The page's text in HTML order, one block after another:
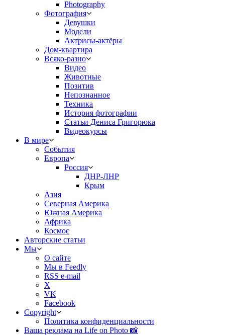
Photography
Фотография
Девушки
Модели
Актрисы-актёры
Дом-квартира
Всяко-разно
Видео
Животные
Позитив
Непознанное
Техника
История фотографии
Статьи Дениса Григорюка
Видеокурсы
В мире
События
Европа
Россия
ДНР-ЛНР
Крым
Азия
Северная Америка
Южная Америка
Африка
Космос
Авторские статьи
Мы
О сайте
Мы в Feedly
RSS e-mail
X
VK
Facebook
Copyright
Политика конфиденциальности
Ваша реклама на Life on Photo 📸